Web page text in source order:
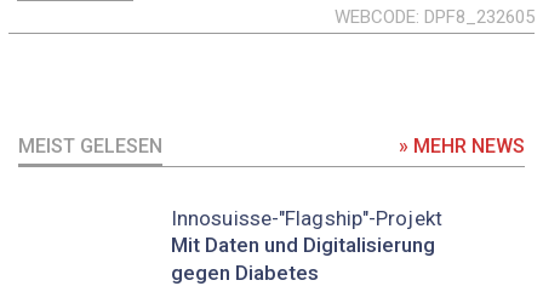
WEBCODE DPF8_232605
MEIST GELESEN » MEHR NEWS
Innosuisse-"Flagship"-Projekt
Mit Daten und Digitalisierung
gegen Diabetes